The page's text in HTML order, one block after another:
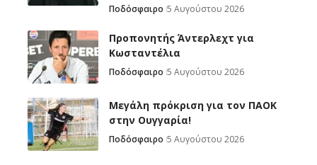
Ποδόσφαιρο 5 Αυγούστου 2026
Προπονητής Άντερλεχτ για
Κωσταντέλια
Ποδόσφαιρο 5 Αυγούστου 2026
Μεγάλη πρόκριση για τον ΠΑΟΚ
στην Ουγγαρία!
Ποδόσφαιρο 5 Αυγούστου 2026